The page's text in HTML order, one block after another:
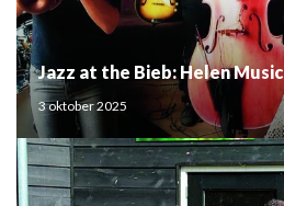
Jazz at the Bieb: Helen Music
3 oktober 2025